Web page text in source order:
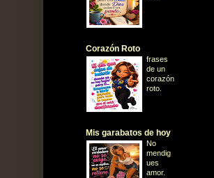
Corazón Roto
frases
de un
corazón
roto.
Mis garabatos de hoy
No
mendig
ues
amor.